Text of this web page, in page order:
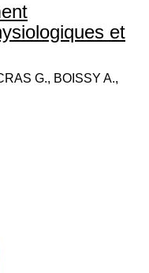
et
G., BOISSY A.,